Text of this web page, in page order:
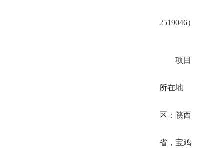
2519046）
项目
所在地
区：陕西
省，宝鸡